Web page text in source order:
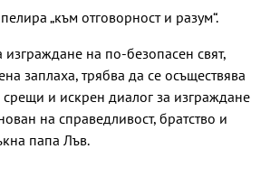
„към отговорност и разум“.
изграждане на по-безопасен свят,
заплаха, трябва да се осъществява
и искрен диалог за изграждане
на справедливост, братство и
папа Лъв.